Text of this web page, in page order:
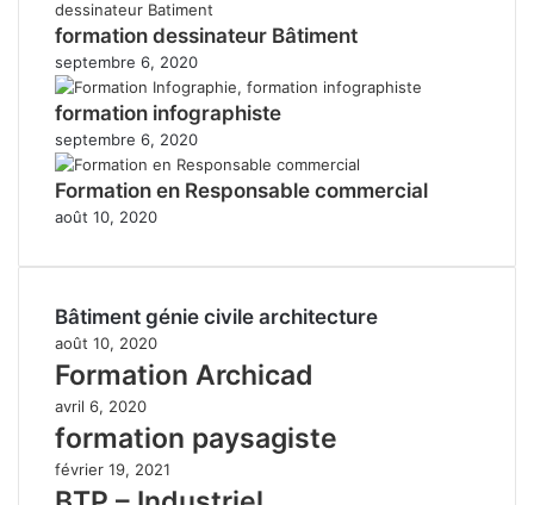
formation dessinateur Bâtiment
septembre 6, 2020
formation infographiste
septembre 6, 2020
Formation en Responsable commercial
août 10, 2020
Bâtiment génie civile architecture
août 10, 2020
Formation Archicad
avril 6, 2020
formation paysagiste
février 19, 2021